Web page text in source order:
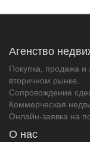
Агенство
Покупка, продажа и
вторичном рынке.
Сопровождение
Коммерческая
Онлайн-заявка на
О нас